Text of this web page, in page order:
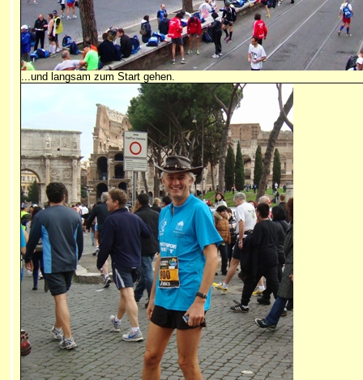
...und langsam zum Start gehen.